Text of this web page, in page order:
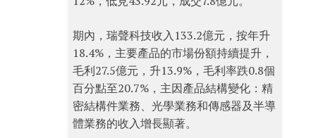
期內，瑞聲科技收入133.2億元，按年升
18.4%，主要產品的市場份額持續提升，
毛利27.5億元，升13.9%，毛利率跌0.8個
百分點至20.7%，主因產品結構變化：精
密結構件業務、光學業務和傳感器及半導
體業務的收入增長顯著。